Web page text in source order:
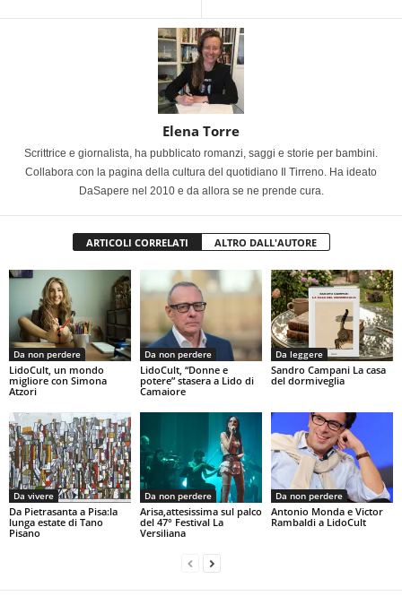
Elena Torre
Scrittrice e giornalista, ha pubblicato romanzi, saggi e storie per bambini.
Collabora con la pagina della cultura del quotidiano Il Tirreno. Ha ideato
DaSapere nel 2010 e da allora se ne prende cura.
ARTICOLI CORRELATI ALTRO DALL'AUTORE
Da non perdere
LidoCult, un mondo
migliore con Simona
Atzori
Da non perdere
LidoCult, “Donne e
potere” stasera a Lido di
Camaiore
Da leggere
Sandro Campani La casa
del dormiveglia
Da vivere
Da Pietrasanta a Pisa:la
lunga estate di Tano
Pisano
Da non perdere
Arisa,attesissima sul palco
del 47° Festival La
Versiliana
Da non perdere
Antonio Monda e Victor
Rambaldi a LidoCult